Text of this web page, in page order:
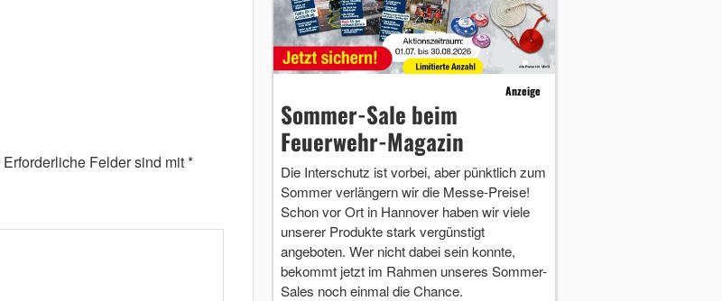
Erforderliche Felder sind mit*
Anzeige
Sommer-Sale beim
Feuerwehr-Magazin
Die Interschutz ist vorbei, aber pünktlich zum
Sommer verlängern wir die Messe-Preise!
Schon vor Ort in Hannover haben wir viele
unserer Produkte stark vergünstigt
angeboten. Wer nicht dabei sein konnte,
bekommt jetzt im Rahmen unseres Sommer-
Sales noch einmal die Chance.